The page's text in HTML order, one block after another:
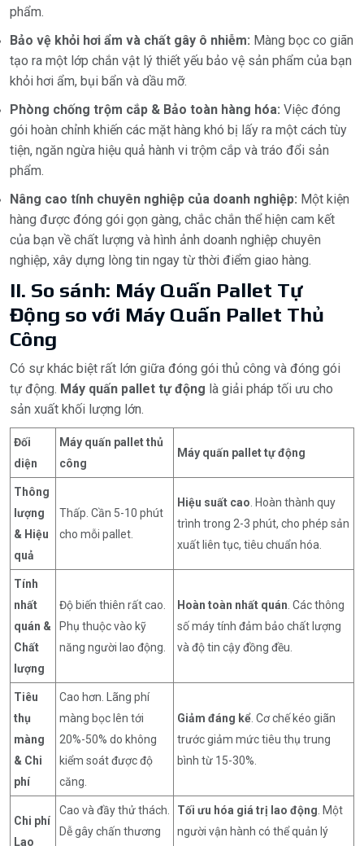
phẩm.
Bảo vệ khỏi hơi ẩm và chất gây ô nhiễm: Màng bọc co giãn
tạo ra một lớp chắn vật lý thiết yếu bảo vệ sản phẩm của bạn
khỏi hơi ẩm, bụi bẩn và dầu mỡ.
Phòng chống trộm cắp & Bảo toàn hàng hóa: Việc đóng
gói hoàn chỉnh khiến các mặt hàng khó bị lấy ra một cách tùy
tiện, ngăn ngừa hiệu quả hành vi trộm cắp và tráo đổi sản
phẩm.
Nâng cao tính chuyên nghiệp của doanh nghiệp: Một kiện
hàng được đóng gói gọn gàng, chắc chắn thể hiện cam kết
của bạn về chất lượng và hình ảnh doanh nghiệp chuyên
nghiệp, xây dựng lòng tin ngay từ thời điểm giao hàng.
II. So sánh: Máy Quấn Pallet Tự
Động so với Máy Quấn Pallet Thủ
Công
Có sự khác biệt rất lớn giữa đóng gói thủ công và đóng gói
tự động. Máy quấn pallet tự động là giải pháp tối ưu cho
sản xuất khối lượng lớn.
Đối
diện
Máy quấn pallet thủ
công
Máy quấn pallet tự động
Thông
lượng
& Hiệu
quả
Thấp. Cần 5-10 phút
cho mỗi pallet.
Hiệu suất cao . Hoàn thành quy
trình trong 2-3 phút, cho phép sản
xuất liên tục, tiêu chuẩn hóa.
Tính
nhất
quán &
Chất
lượng
Độ biến thiên rất cao.
Phụ thuộc vào kỹ
năng người lao động.
Hoàn toàn nhất quán . Các thông
số máy tính đảm bảo chất lượng
và độ tin cậy đồng đều.
Tiêu
thụ
màng
& Chi
phí
Cao hơn. Lãng phí
màng bọc lên tới
20%-50% do không
kiểm soát được độ
căng.
Giảm đáng kể . Cơ chế kéo giãn
trước giảm mức tiêu thụ trung
bình từ 15-30%.
Chi phí
Lao
Cao và đầy thử thách.
Dễ gây chấn thương
Tối ưu hóa giá trị lao động . Một
người vận hành có thể quản lý